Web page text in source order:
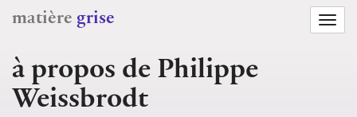
matière grise
à propos de Philippe
Weissbrodt